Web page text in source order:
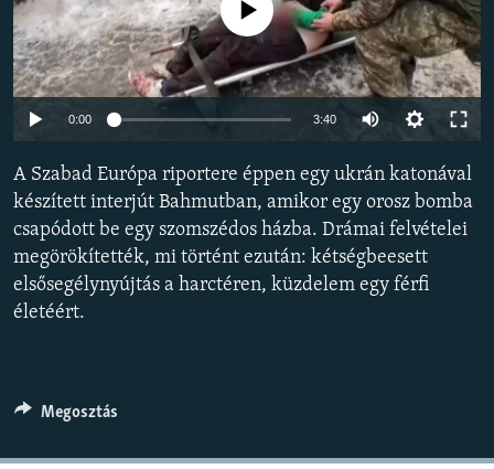
EURÓPAI UNIÓ
VILÁG
KLÍMAVÁLTOZÁS
A MÚLT TANULSÁGAI
KÖVESSEN MINKET!
Valamennyi RFE/RL weboldal
Jelenleg nincs elérhető tartalom
0:00 3:40
480p
A Szabad Európa riportere éppen egy ukrán katonával
készített interjút Bahmutban, amikor egy orosz bomba
csapódott be egy szomszédos házba. Drámai felvételei
megörökítették, mi történt ezután: kétségbeesett
elsősegélynyújtás a harctéren, küzdelem egy férfi
életéért.
Megosztás